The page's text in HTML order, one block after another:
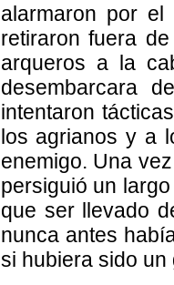
alarmaron por
retiraron fuera
arqueros a la
desembarcara
intentaron
los agrianos y a
enemigo. Una
persiguió un
que ser llevado
nunca antes
si hubiera sido